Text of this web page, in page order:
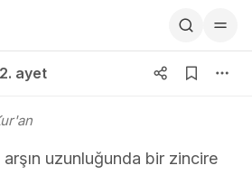
ayet
uzunluğunda bir zincire